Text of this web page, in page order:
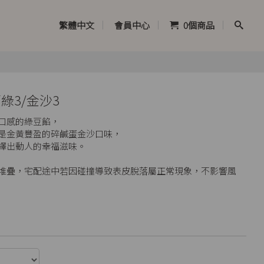
繁體中文 會員中心 0個商品
3/金沙3
感的綠豆餡，
黃豐盈的碎鹹蛋金沙口味，
出動人的幸福滋味。
，宅配途中若因碰撞導致表皮脫落屬正常現象，不影響風